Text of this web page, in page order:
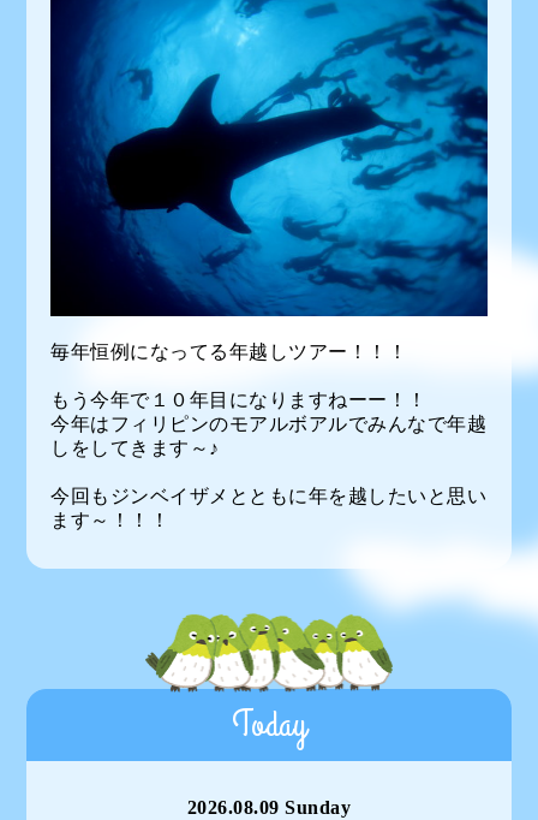
毎年恒例になってる年越しツアー！！！
もう今年で１０年目になりますねーー！！
今年はフィリピンのモアルボアルでみんなで年越
しをしてきます～♪
今回もジンベイザメとともに年を越したいと思い
ます～！！！
Today
2026.08.09 Sunday